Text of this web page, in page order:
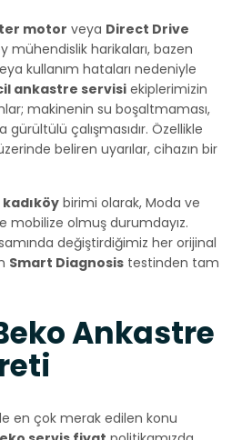
motor veya Direct Drive
mühendislik harikaları, bazen
kullanım hataları nedeniyle
ankastre servisiekiplerimizin
makinenin su boşaltmaması,
çalışmasıdır. Özellikle
beliren uyarılar, cihazın bir
birimi olarak, Moda ve
mobilize olmuş durumdayız.
değiştirdiğimiz her orijinal
Smart Diagnosis testinden tam
Ankastre
en çok merak edilen konu